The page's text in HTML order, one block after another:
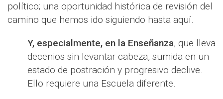
político; una oportunidad histórica de revisión del
camino que hemos ido siguiendo hasta aquí.
Y, especialmente, en la Enseñanza, que lleva
decenios sin levantar cabeza, sumida en un
estado de postración y progresivo declive.
Ello requiere una Escuela diferente.